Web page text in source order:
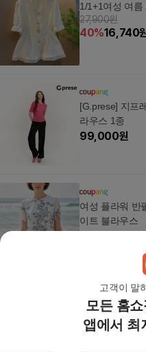
고객이 말
모든 홈
앱에서 최
1/1+1여성 여
27,900원
40%16,740
[G.prese] 지프
라우스 1종
99,000원
여성 플라워 반
이트 블라우스
[더핸드메이드]
름 반팔) (55-
6,500 원